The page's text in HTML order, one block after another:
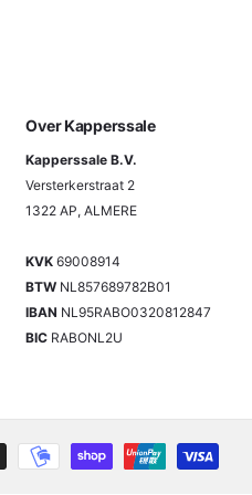
Over Kapperssale
Kapperssale B.V.
Versterkerstraat 2
1322 AP, ALMERE
KVK 69008914
BTW NL857689782B01
IBAN NL95RABO0320812847
BIC RABONL2U